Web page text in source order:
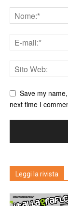
Save my
next time I
Leggi la rivista